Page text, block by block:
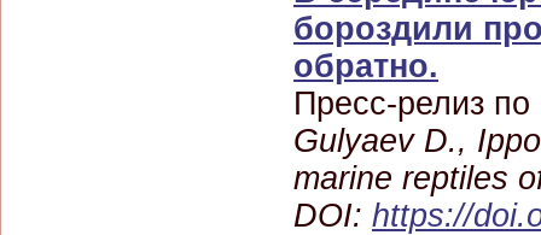
бороздили
обратно.
Пресс-релиз по
Gulyaev D.,
marine reptiles
DOI: https://